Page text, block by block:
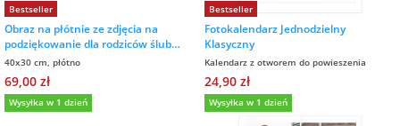
Torby
personalizowane
Poduszki ze
na 50 urodziny
na wesele
dla nauczyciela
dla miłośników
kotów
Bestseller
Obraz na płótnie ze zdjęcia na
podziękowanie dla rodziców ślub
wesele 40x30 cm
40x30 cm, płótno
69,00 zł
Wysyłka w 1 dzień
Bestseller
Fotokalendarz Jednodzielny
Klasyczny
Kalendarz z otworem do powieszenia
24,90 zł
Wysyłka w 1 dzień